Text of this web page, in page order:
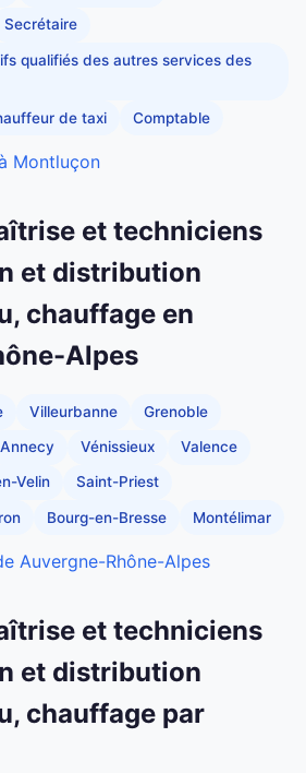
Secrétaire
qualifiés des autres services des
de taxi Comptable
Montluçon
et techniciens
et distribution
chauffage en
Alpes
Villeurbanne Grenoble
Annecy Vénissieux Valence
Velin Saint-Priest
Bourg-en-Bresse Montélimar
Auvergne-Rhône-Alpes
et techniciens
et distribution
chauffage par